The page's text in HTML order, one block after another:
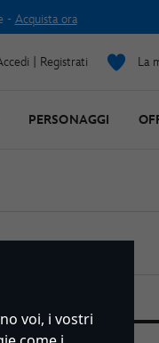
- Acquista ora
| Registrati La
PERSONAGGI
voi, i vostri